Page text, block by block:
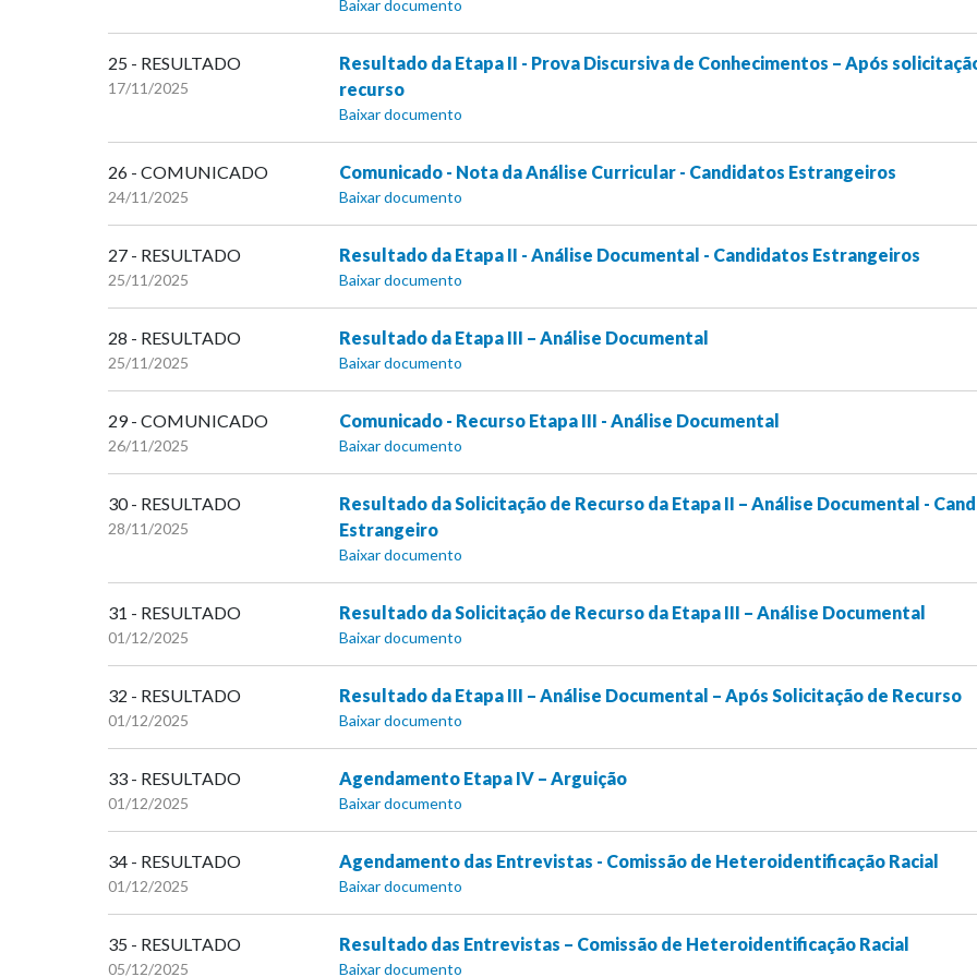
Baixar documento
25 - RESULTADO
17/11/2025
Resultado da Etapa II - Prova Discursiva de Conhecimentos – Após
recurso
Baixar documento
26 - COMUNICADO
24/11/2025
Comunicado - Nota da Análise Curricular - Candidatos Estrangeiros
Baixar documento
27 - RESULTADO
25/11/2025
Resultado da Etapa II - Análise Documental - Candidatos Estrangeiros
Baixar documento
28 - RESULTADO
25/11/2025
Resultado da Etapa III – Análise Documental
Baixar documento
29 - COMUNICADO
26/11/2025
Comunicado - Recurso Etapa III - Análise Documental
Baixar documento
30 - RESULTADO
28/11/2025
Resultado da Solicitação de Recurso da Etapa II – Análise Documental -
Estrangeiro
Baixar documento
31 - RESULTADO
01/12/2025
Resultado da Solicitação de Recurso da Etapa III – Análise Documental
Baixar documento
32 - RESULTADO
01/12/2025
Resultado da Etapa III – Análise Documental – Após Solicitação de Recurso
Baixar documento
33 - RESULTADO
01/12/2025
Agendamento Etapa IV – Arguição
Baixar documento
34 - RESULTADO
01/12/2025
Agendamento das Entrevistas - Comissão de Heteroidentificação Racial
Baixar documento
35 - RESULTADO
05/12/2025
Resultado das Entrevistas – Comissão de Heteroidentificação Racial
Baixar documento